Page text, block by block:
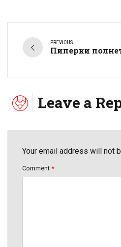
PREVIOUS
Пиперки
Leave a
Your email address will not
Comment *